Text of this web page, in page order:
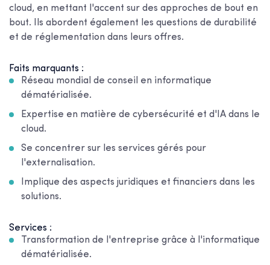
cloud, en mettant l'accent sur des approches de bout en
bout. Ils abordent également les questions de durabilité
et de réglementation dans leurs offres.
Faits marquants :
Réseau mondial de conseil en informatique
dématérialisée.
Expertise en matière de cybersécurité et d'IA dans le
cloud.
Se concentrer sur les services gérés pour
l'externalisation.
Implique des aspects juridiques et financiers dans les
solutions.
Services :
Transformation de l'entreprise grâce à l'informatique
dématérialisée.